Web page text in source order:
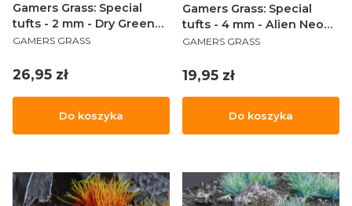
Gamers Grass: Special
tufts - 2 mm - Dry Green
(Tiny)
PRODUCENT
GAMERS GRASS
Cena
26,95 zł
Do koszyka
Gamers Grass: Special
tufts - 4 mm - Alien Neon
(Wild)
PRODUCENT
GAMERS GRASS
Cena
19,95 zł
Do koszyka